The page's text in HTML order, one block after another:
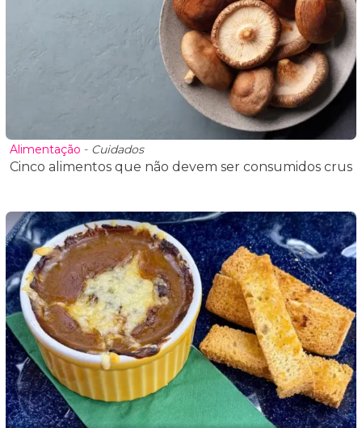
Alimentação - Cuidados
Cinco alimentos que não devem ser consumidos crus